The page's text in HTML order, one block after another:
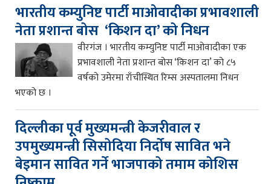
भारतीय कम्युनिष्ट पार्टी माओवादीका प्रभावशाली
नेता प्रशान्त बोस ‘किशन दा’ को निधन
वीरगंज । भारतीय कम्युनिष्ट पार्टी माओवादीका एक
प्रभावशाली नेता प्रशान्त बोस ‘किशन दा’ को ८५
वर्षको उमेरमा राँचीस्थित रिम्स अस्पतालमा निधन
भएको छ ।
दिल्लीका पूर्व मुख्यमन्त्री केजरीवाल र
उपमुख्यमन्त्री सिसोदिया निर्दोष सावित भने
बेइमान सावित गर्ने भाजपाको तमाम कोशिस